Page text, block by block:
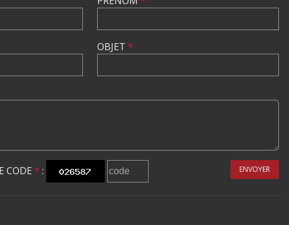
OBJET *
CODE * : ENVOYER